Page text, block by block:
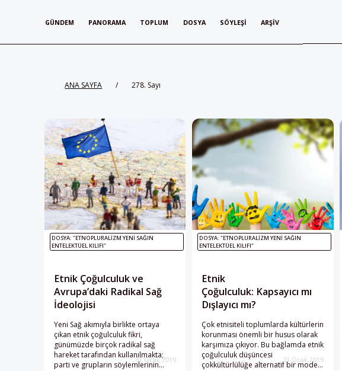
GÜNDEM PANORAMA TOPLUM DOSYA SÖYLEŞI ARŞIV
ANA SAYFA / 278. Sayı
DOSYA: "ETNOPLURALIZM YENI SAĞIN
ENTELEKTÜEL KILIFI"
Etnik Çoğulculuk ve
Avrupa’daki Radikal Sağ
İdeolojisi
Yeni Sağ akımıyla birlikte ortaya
çıkan etnik çoğulculuk fikri,
günümüzde birçok radikal sağ
hareket tarafından kullanılmakta;
parti ve grupların söylemlerinin
31 Ocak 2019
DOSYA: "ETNOPLURALIZM YENI SAĞIN
ENTELEKTÜEL KILIFI"
Etnik
Çoğulculuk: Kapsayıcı mı
Dışlayıcı mı?
Çok etnisiteli toplumlarda kültürlerin
korunması önemli bir husus olarak
karşımıza çıkıyor. Bu bağlamda etnik
çoğulculuk düşüncesi
çokkültürlülüğe alternatif bir model
31 Ocak 2019